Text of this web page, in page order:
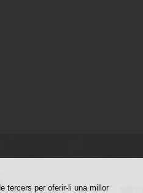
tercers per oferir-li una millor